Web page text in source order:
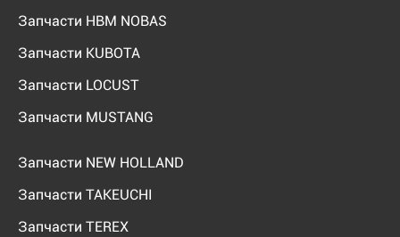
Запчасти HBM NOBAS
Запчасти KUBOTA
Запчасти LOCUST
Запчасти MUSTANG
Запчасти NEW HOLLAND
Запчасти TAKEUCHI
Запчасти TEREX